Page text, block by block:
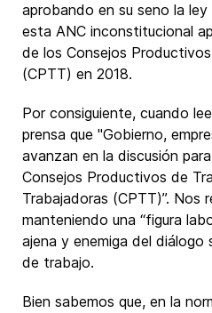
aprobando en su seno la
esta ANC inconstitucional
de los Consejos
(CPTT) en 2018.
Por consiguiente, cuando
prensa que "Gobierno,
avanzan en la discusión
Consejos Productivos de
Trabajadoras (CPTT)”. Nos
manteniendo una “figura
ajena y enemiga del diálogo
de trabajo.
Bien sabemos que, en la